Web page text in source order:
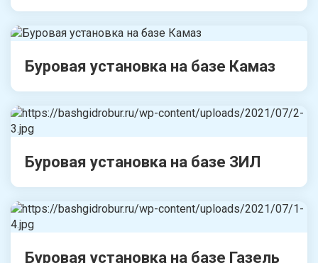
Буровая установка на базе Камаз
Буровая установка на базе ЗИЛ
Буровая установка на базе Газель